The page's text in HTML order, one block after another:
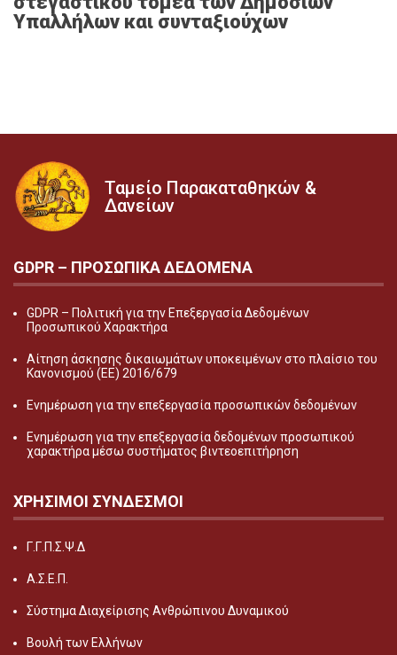
Υπαλλήλων και συνταξιούχων
Ταμείο Παρακαταθηκών &
Δανείων
GDPR – ΠΡΟΣΩΠΙΚA ΔΕΔΟΜEΝΑ
GDPR – Πολιτική για την Επεξεργασία Δεδομένων
Προσωπικού Χαρακτήρα
Αίτηση άσκησης δικαιωμάτων υποκειμένων στο πλαίσιο του
Κανονισμού (ΕΕ) 2016/679
Ενημέρωση για την επεξεργασία προσωπικών δεδομένων
Ενημέρωση για την επεξεργασία δεδομένων προσωπικού
χαρακτήρα μέσω συστήματος βιντεοεπιτήρηση
ΧΡΗΣΙΜΟΙ ΣΥΝΔΕΣΜΟΙ
Γ.Γ.Π.Σ.Ψ.Δ
Α.Σ.Ε.Π.
Σύστημα Διαχείρισης Ανθρώπινου Δυναμικού
Βουλή των Ελλήνων